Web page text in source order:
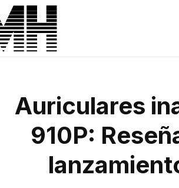
Auriculares
910P: